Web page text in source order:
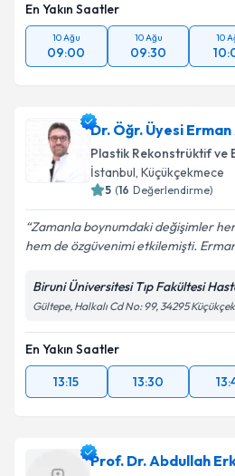
En Yakın Saatler
10 Ağu
09:00
10 Ağu
09:30
10
Dr. Öğr. Üyesi Erman
Plastik Rekonstrüktif ve
İstanbul, Küçükçekmece
5 (16 Değerlendirme)
Zamanla boynumdaki değişimler
hem de özgüvenimi etkilemişti.
Biruni Üniversitesi Tıp Fakültesi
Gültepe, Halkalı Cd No: 99, 34295
En Yakın Saatler
13:15
13:30
Prof. Dr. Abdullah